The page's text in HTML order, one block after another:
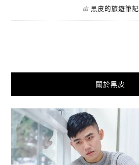
由 黑皮的旅遊筆記
關於黑皮